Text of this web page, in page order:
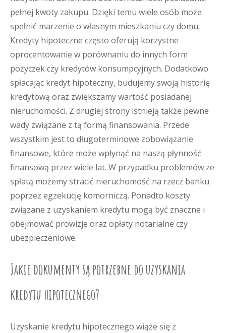
pełnej kwoty zakupu. Dzięki temu wiele osób może
spełnić marzenie o własnym mieszkaniu czy domu.
Kredyty hipoteczne często oferują korzystne
oprocentowanie w porównaniu do innych form
pożyczek czy kredytów konsumpcyjnych. Dodatkowo
spłacając kredyt hipoteczny, budujemy swoją historię
kredytową oraz zwiększamy wartość posiadanej
nieruchomości. Z drugiej strony istnieją także pewne
wady związane z tą formą finansowania. Przede
wszystkim jest to długoterminowe zobowiązanie
finansowe, które może wpłynąć na naszą płynność
finansową przez wiele lat. W przypadku problemów ze
spłatą możemy stracić nieruchomość na rzecz banku
poprzez egzekucję komorniczą. Ponadto koszty
związane z uzyskaniem kredytu mogą być znaczne i
obejmować prowizje oraz opłaty notarialne czy
ubezpieczeniowe.
Jakie dokumenty są potrzebne do uzyskania
kredytu hipotecznego?
Uzyskanie kredytu hipotecznego wiąże się z